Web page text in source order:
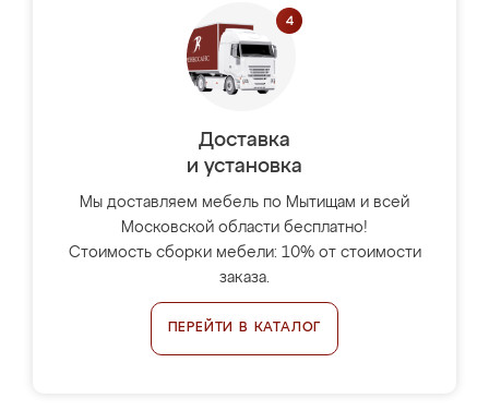
Доставка
и установка
Мы доставляем мебель по Мытищам и всей
Московской области бесплатно!
Стоимость сборки мебели: 10% от стоимости
заказа.
ПЕРЕЙТИ В КАТАЛОГ